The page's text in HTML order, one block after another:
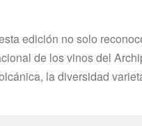
edición no solo
de los vinos del
la diversidad